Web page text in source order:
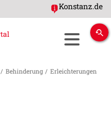
Konstanz.de
/ Behinderung / Erleichterungen